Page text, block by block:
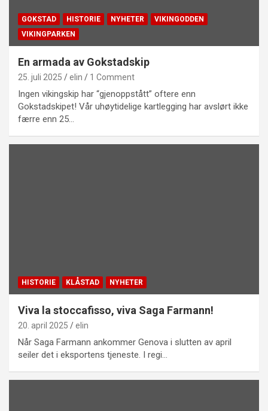
GOKSTAD HISTORIE NYHETER
VIKINGODDEN
VIKINGPARKEN
En armada av Gokstadskip
25. juli 2025 elin 1 Comment
Ingen vikingskip har “gjenoppstått” oftere enn
Gokstadskipet! Vår uhøytidelige kartlegging har avslørt ikke
færre enn 25…
HISTORIE KLÅSTAD NYHETER
Viva la stoccafisso, viva Saga Farmann!
20. april 2025 elin
Når Saga Farmann ankommer Genova i slutten av april
seiler det i eksportens tjeneste. I regi…